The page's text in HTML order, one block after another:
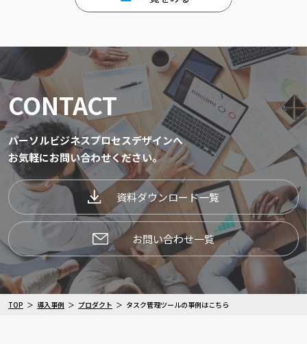
CONTACT
パーソルビジネスプロセスデザインへ
お気軽にお問い合わせください。
資料ダウンロード一覧
お問い合わせ一覧
TOP 導入事例 プロダクト タスク管理ツールの事例はこちら